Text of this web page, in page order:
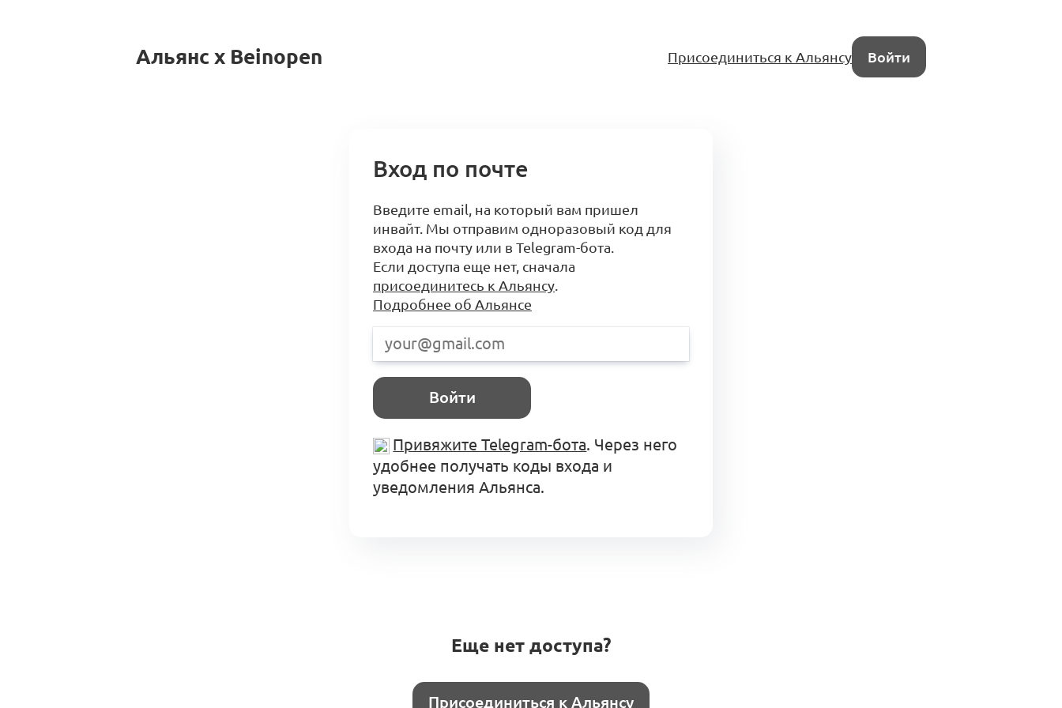
Альянс x Beinopen Присоединиться к Альянсу Войти
Вход по почте
Введите email, на который вам пришел
инвайт. Мы отправим одноразовый код для
входа на почту или в Telegram-бота.
Если доступа еще нет, сначала
присоединитесь к Альянсу.
Подробнее об Альянсе
Войти
Привяжите Telegram-бота. Через него
удобнее получать коды входа и
уведомления Альянса.
Еще нет доступа?
Присоединиться к Альянсу